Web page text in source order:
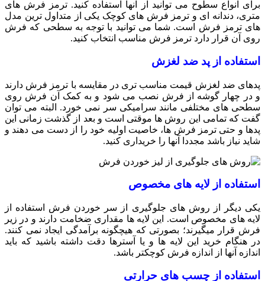
برای انواع سطوح می توانید از آنها استفاده کنید. ترمز فرش های
متری، دندانه ای و ترمز فرش های کوچک یکی از متداول ترین مدل
های ترمز فرش است. شما می توانید با توجه به سطحی که فرش
روی آن قرار دارد ترمز فرش مناسب انتخاب کنید.
استفاده از پد ضد لغزش
پدهای ضد لغزش قیمت مناسب تری در مقایسه با ترمز فرش دارند
و در چهار گوشه از فرش نصب می شود و به کمک آن فرش روی
سطحی های مختلفی مانند سرامیکی سر نمی خورد. البته می توان
گفت که تمامی این روش ها موقتی است و بعد از گذشت زمانی این
پدها و حتی ترمز فرش ها، خاصیت اولیه خود را از دست می دهند و
شاید نیاز باشد مجددا آنها را خریداری کنید.
استفاده از لایه های مخصوص
یکی دیگر از روش های جلوگیری از سر خوردن فرش استفاده از
لایه های مخصوص است. این لایه ها مقداری ضخامت دارند و در زیر
فرش قرار میگیرند؛ بصورتی که هیچگونه برآمدگی ایجاد نمی کنند.
در هنگام خرید این لایه ها و یا آسترها دقت داشته باشید که باید
اندازه آنها از اندازه فرش کوچکتر باشد.
استفاده از چسب های حرارتی